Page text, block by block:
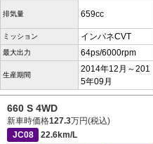
排気量 659cc
ミッション インパネCVT
最大出力 64ps/6000rpm
生産期間
2014年12月～201
5年09月
660 S 4WD
新車時価格127.3万円(税込)
JC08
22.6km/L